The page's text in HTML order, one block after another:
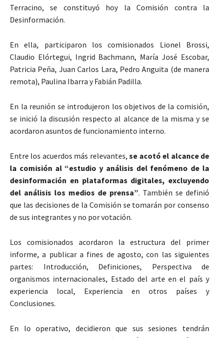
Terracino, se constituyó hoy la Comisión contra la
Desinformación.
En ella, participaron los comisionados Lionel Brossi,
Claudio Elórtegui, Ingrid Bachmann, María José Escobar,
Patricia Peña, Juan Carlos Lara, Pedro Anguita (de manera
remota), Paulina Ibarra y Fabián Padilla.
En la reunión se introdujeron los objetivos de la comisión,
se inició la discusión respecto al alcance de la misma y se
acordaron asuntos de funcionamiento interno.
Entre los acuerdos más relevantes,se acotó el alcance de
la comisión al “estudio y análisis del fenómeno de la
desinformación en plataformas digitales, excluyendo
del análisis los medios de prensa”. También se definió
que las decisiones de la Comisión se tomarán por consenso
de sus integrantes y no por votación.
Los comisionados acordaron la estructura del primer
informe, a publicar a fines de agosto, con las siguientes
partes: Introducción, Definiciones, Perspectiva de
organismos internacionales, Estado del arte en el país y
experiencia local, Experiencia en otros países y
Conclusiones.
En lo operativo, decidieron que sus sesiones tendrán